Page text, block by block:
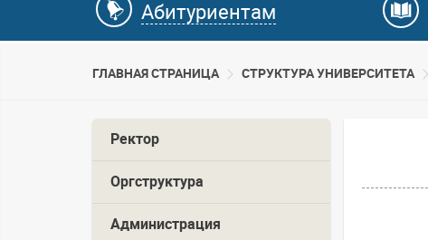
Абитуриентам
ГЛАВНАЯ СТРАНИЦА CТРУКТУРА УНИВЕРСИТЕТА
Ректор
Оргструктура
Администрация